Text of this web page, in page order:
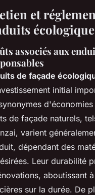
et
associés aux
de façade
initial
de façade naturels,
varient
dépendant des
Leur durabilité
aboutissant
sur la durée. De